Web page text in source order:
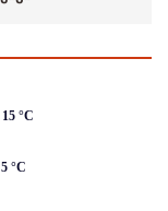
15 °C
5 °C